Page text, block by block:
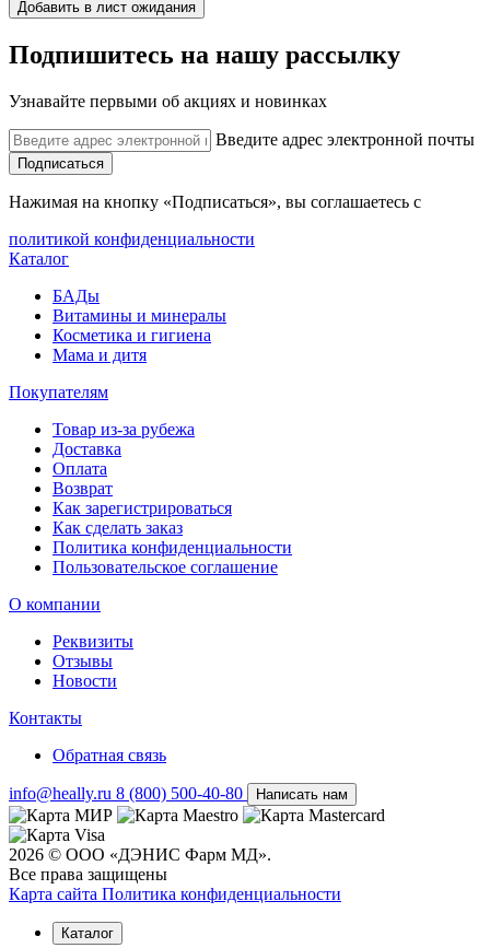
Добавить в лист ожидания
Подпишитесь на нашу рассылку
Узнавайте первыми об акциях и новинках
Введите адрес электронной почты
Подписаться
Нажимая на кнопку «Подписаться», вы соглашаетесь с
политикой конфиденциальности
Каталог
БАДы
Витамины и минералы
Косметика и гигиена
Мама и дитя
Покупателям
Товар из-за рубежа
Доставка
Оплата
Возврат
Как зарегистрироваться
Как сделать заказ
Политика конфиденциальности
Пользовательское соглашение
О компании
Реквизиты
Отзывы
Новости
Контакты
Обратная связь
info@heally.ru 8 (800) 500-40-80 Написать нам
2026 © ООО «ДЭНИС Фарм МД».
Все права защищены
Карта сайта Политика конфиден­циальности
Каталог